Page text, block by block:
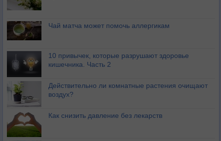
Чай матча может помочь аллергикам
10 привычек, которые разрушают здоровье
кишечника. Часть 2
Действительно ли комнатные растения очищают
воздух?
Как снизить давление без лекарств